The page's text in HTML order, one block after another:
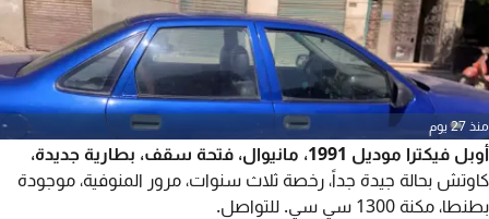
منذ 27 يوم
أوبل فيكترا موديل 1991، مانيوال، فتحة سقف، بطارية جديدة،
كاوتش بحالة جيدة جداً، رخصة ثلاث سنوات، مرور المنوفية، موجودة
بطنطا، مكنة 1300 سي سي. للتواصل.